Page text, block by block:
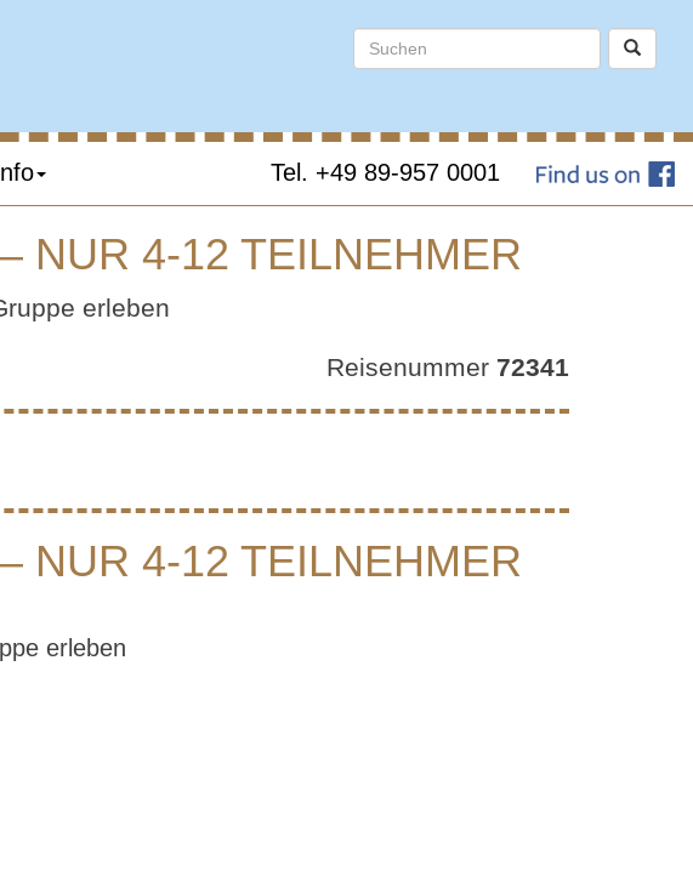
Tel. +49 89-957 0001
GILI –
4-12
NUR 4-12 TEILNEHMER
erleben
Reisenummer 72341
NUR 4-12 TEILNEHMER
erleben